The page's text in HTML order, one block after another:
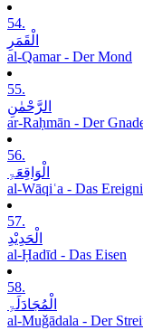
54.
الْقَمَرِ
al-Qamar - Der Mond
55.
الرَّحْمٰنِ
ar-Raḥmān - Der
56.
الْوَاقِعَۃِ
al-Wāqiʿa - Das
57.
الْحَدِیْدِ
al-Ḥadīd - Das Eisen
58.
الْمُجَادَلَۃِ
al-Muǧādala - Der